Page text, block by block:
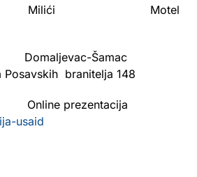
Milići Motel
Šamac
Posavskih branitelja 148
prezentacija
usaid